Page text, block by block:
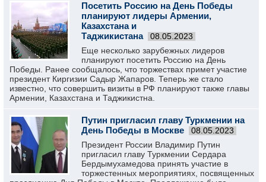
Посетить Россию на День Победы
планируют лидеры Армении,
Казахстана и
Таджикистана
08.05.2023
Еще несколько зарубежных лидеров
планируют посетить Россию на День
Победы. Ранее сообщалось, что торжествах примет участие
президент Киргизии Садыр Жапаров. Теперь же стало
известно, что совершить визиты в РФ планируют также главы
Армении, Казахстана и Таджикистна.
Путин пригласил главу Туркмении на
День Победы в Москве
08.05.2023
Президент России Владимир Путин
пригласил главу Туркмении Сердара
Бердымухамедова принять участие в
торжестенных мероприятиях, посвященных